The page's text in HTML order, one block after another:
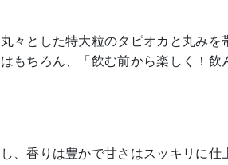
々とした特大粒のタピオカと丸みを
もちろん、「飲む前から楽しく！飲
、香りは豊かで甘さはスッキリに仕